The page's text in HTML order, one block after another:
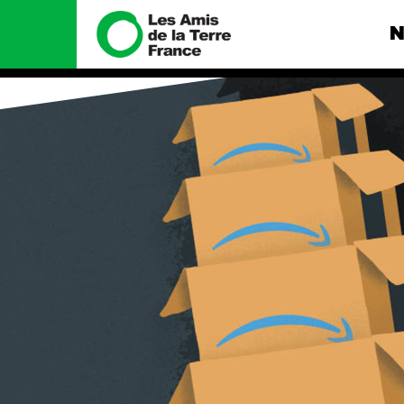
Nous connaître
Missions et méthodes
fonctionnement
Le réseau dans le monde
Je soutiens les Amis de la
Nos
Total, rendez-
tribunal
Gaz « naturel
enfumage
Mode : une
destructrice
Gaz au
violence
Nos autres